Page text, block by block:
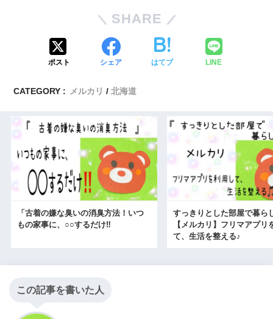
SHARE
ポスト シェア はてブ LINE
CATEGORY : メルカリ 北海道
「古着の嫌な臭いの消臭方法！いつ
もの家事に、○○するだけ‼
すっきりとした部屋で暮ら
【メルカリ】フリマアプリ
て、生活を整える♪
この記事を書いた人